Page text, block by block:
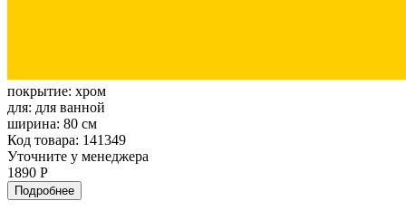
покрытие: хром
для: для ванной
ширина: 80 см
Код товара: 141349
Уточните у менеджера
1890 Р
Подробнее